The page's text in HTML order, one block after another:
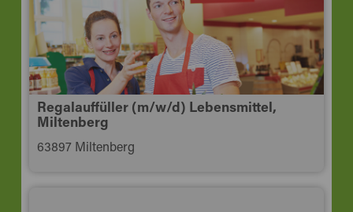
Regalauffüller (m/w/d) Lebensmittel,
Miltenberg
63897 Miltenberg